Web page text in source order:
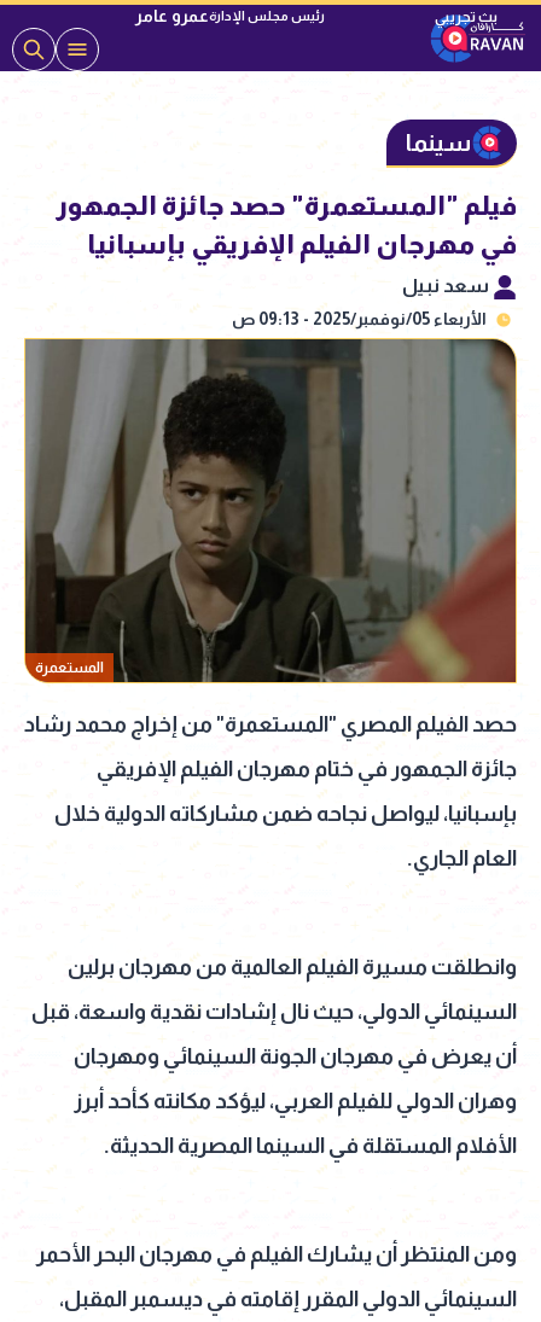
رئيس مجلس الإدارةعمرو عامر
سينما
فيلم "المستعمرة" حصد جائزة الجمهور
في مهرجان الفيلم الإفريقي بإسبانيا
سعد نبيل
الأربعاء 05/نوفمبر/2025 - 09:13 ص
المستعمرة
حصد الفيلم المصري "المستعمرة" من إخراج محمد رشاد
جائزة الجمهور في ختام مهرجان الفيلم الإفريقي
بإسبانيا، ليواصل نجاحه ضمن مشاركاته الدولية خلال
العام الجاري.
وانطلقت مسيرة الفيلم العالمية من مهرجان برلين
السينمائي الدولي، حيث نال إشادات نقدية واسعة، قبل
أن يعرض في مهرجان الجونة السينمائي ومهرجان
وهران الدولي للفيلم العربي، ليؤكد مكانته كأحد أبرز
الأفلام المستقلة في السينما المصرية الحديثة.
ومن المنتظر أن يشارك الفيلم في مهرجان البحر الأحمر
السينمائي الدولي المقرر إقامته في ديسمبر المقبل،